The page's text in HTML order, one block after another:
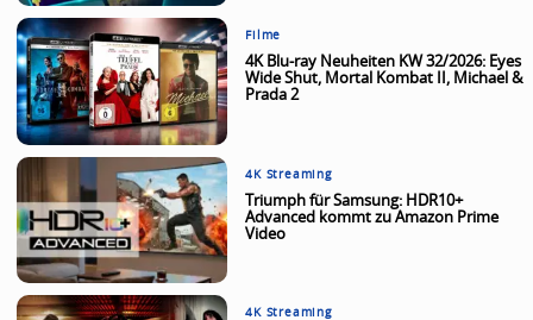
Filme
4K Blu-ray Neuheiten KW 32/2026: Eyes
Wide Shut, Mortal Kombat II, Michael &
Prada 2
4K Streaming
Triumph für Samsung: HDR10+
Advanced kommt zu Amazon Prime
Video
4K Streaming